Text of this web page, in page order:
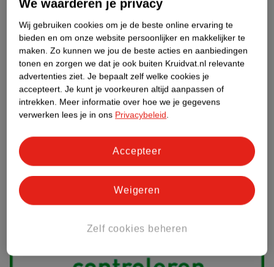
gesloten. Wij adviseren niet verder te gaan met de bestelling van
geneesmiddelen wanneer je vragen nog onbeantwoord zijn.
Gecertificeerde winkels en webshops met de Groene Plus doen er
alles aan om hun klanten juist en deskundig te adviseren over
zelfzorggeneesmiddelen. Het kan altijd gebeuren dat je een klacht
hebt over onze advisering. Wij horen dat graag om onze service te
verbeteren, , neem dan contact op met onze klantenservice.
We waarderen je privacy
Wij gebruiken cookies om je de beste online ervaring te
bieden en om onze website persoonlijker en makkelijker te
maken. Zo kunnen we jou de beste acties en aanbiedingen
tonen en zorgen we dat je ook buiten Kruidvat.nl relevante
advertenties ziet. Je bepaalt zelf welke cookies je
accepteert. Je kunt je voorkeuren altijd aanpassen of
intrekken. Meer informatie over hoe we je gegevens
verwerken lees je in ons Privacybeleid.
Zelf cookies beheren
Weigeren
Accepteer